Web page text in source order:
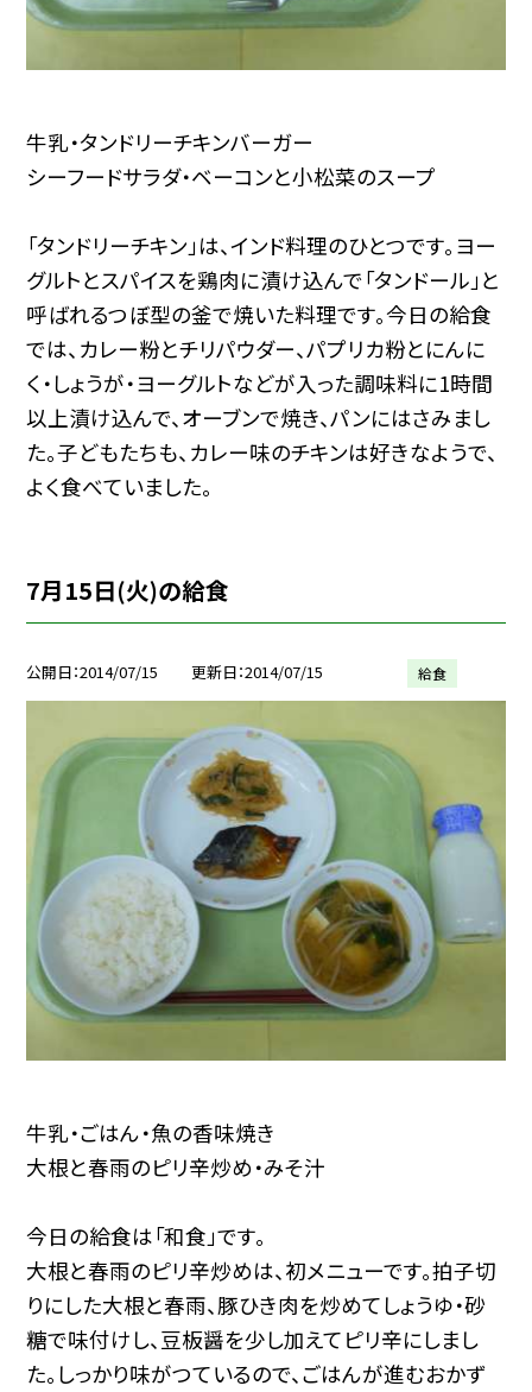
牛乳・タンドリーチキンバーガー
シーフードサラダ・ベーコンと小松菜のスープ
「タンドリーチキン」は、インド料理のひとつです。ヨー
グルトとスパイスを鶏肉に漬け込んで「タンドール」と
呼ばれるつぼ型の釜で焼いた料理です。今日の給食
では、カレー粉とチリパウダー、パプリカ粉とにんに
く・しょうが・ヨーグルトなどが入った調味料に1時間
以上漬け込んで、オーブンで焼き、パンにはさみまし
た。子どもたちも、カレー味のチキンは好きなようで、
よく食べていました。
7月15日(火)の給食
公開日 2014/07/15 更新日 2014/07/15 給食
牛乳・ごはん・魚の香味焼き
大根と春雨のピリ辛炒め・みそ汁
今日の給食は「和食」です。
大根と春雨のピリ辛炒めは、初メニューです。拍子切
りにした大根と春雨、豚ひき肉を炒めてしょうゆ・砂
糖で味付けし、豆板醤を少し加えてピリ辛にしまし
た。しっかり味がつているので、ごはんが進むおかず